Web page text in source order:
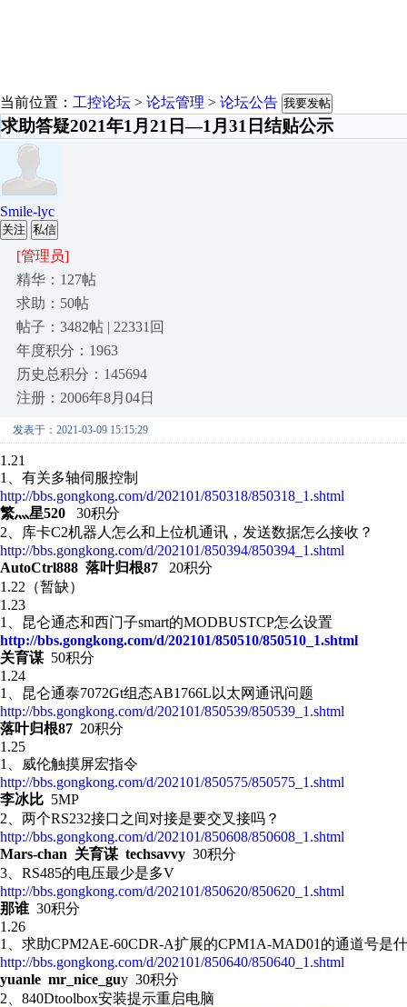
当前位置： 工控论坛 > 论坛管理 > 论坛公告 我要发帖
求助答疑2021年1月21日—1月31日结贴公示
Smile-lyc
关注 私信
[管理员]
精华：127帖
求助：50帖
帖子：3482帖 | 22331回
年度积分：1963
历史总积分：145694
注册：2006年8月04日
发表于：2021-03-09 15:15:29
1.21
1、有关多轴伺服控制
http://bbs.gongkong.com/d/202101/850318/850318_1.shtml
繁灬星520
30积分
2、库卡C2机器人怎么和上位机通讯，发送数据怎么接收？
http://bbs.gongkong.com/d/202101/850394/850394_1.shtml
AutoCtrl888 落叶归根87 20积分
1.22（暂缺）
1.23
1、昆仑通态和西门子smart的MODBUSTCP怎么设置
http://bbs.gongkong.com/d/202101/850510/850510_1.shtml
关育谋 50积分
1.24
1、昆仑通泰7072Gt组态AB1766L以太网通讯问题
http://bbs.gongkong.com/d/202101/850539/850539_1.shtml
落叶归根87 20积分
1.25
1、威伦触摸屏宏指令
http://bbs.gongkong.com/d/202101/850575/850575_1.shtml
李冰比 5MP
2、两个RS232接口之间对接是要交叉接吗？
http://bbs.gongkong.com/d/202101/850608/850608_1.shtml
Mars-chan 关育谋 techsavvy 30积分
3、RS485的电压最少是多V
http://bbs.gongkong.com/d/202101/850620/850620_1.shtml
那谁 30积分
1.26
1、求助CPM2AE-60CDR-A扩展的CPM1A-MAD01的通道号是
http://bbs.gongkong.com/d/202101/850640/850640_1.shtml
yuanle mr_nice_guy 30积分
2、840Dtoolbox安装提示重启电脑